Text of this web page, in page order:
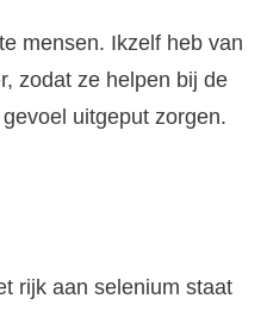
mensen. Ikzelf heb van
zodat ze helpen bij de
uitgeput zorgen.
rijk aan selenium staat